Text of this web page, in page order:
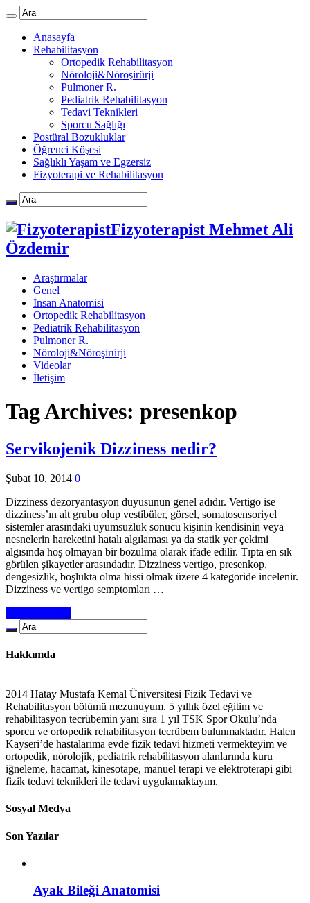
Anasayfa
Rehabilitasyon
Ortopedik Rehabilitasyon
Nöroloji&Nöroşirürji
Pulmoner R.
Pediatrik Rehabilitasyon
Tedavi Teknikleri
Sporcu Sağlığı
Postüral Bozukluklar
Öğrenci Köşesi
Sağlıklı Yaşam ve Egzersiz
Fizyoterapi ve Rehabilitasyon
Fizyoterapist Mehmet Ali
Özdemir
Araştırmalar
Genel
İnsan Anatomisi
Ortopedik Rehabilitasyon
Pediatrik Rehabilitasyon
Pulmoner R.
Nöroloji&Nöroşirürji
Videolar
İletişim
Tag Archives: presenkop
Servikojenik Dizziness nedir?
Şubat 10, 2014 0
Dizziness dezoryantasyon duyusunun genel adıdır. Vertigo ise
dizziness’ın alt grubu olup vestibüler, görsel, somatosensoriyel
sistemler arasındaki uyumsuzluk sonucu kişinin kendisinin veya
nesnelerin hareketini hatalı algılaması ya da statik yer çekimi
algısında hoş olmayan bir bozulma olarak ifade edilir. Tıpta en sık
görülen şikayetler arasındadır. Dizziness vertigo, presenkop,
dengesizlik, boşlukta olma hissi olmak üzere 4 kategoride incelenir.
Dizziness ve vertigo semptomları …
Hakkımda
2014 Hatay Mustafa Kemal Üniversitesi Fizik Tedavi ve
Rehabilitasyon bölümü mezunuyum. 5 yıllık özel eğitim ve
rehabilitasyon tecrübemin yanı sıra 1 yıl TSK Spor Okulu’nda
sporcu ve ortopedik rehabilitasyon tecrübem bulunmaktadır. Halen
Kayseri’de hastalarıma evde fizik tedavi hizmeti vermekteyim ve
ortopedik, nörolojik, pediatrik rehabilitasyon alanlarında kuru
iğneleme, hacamat, kinesotape, manuel terapi ve elektroterapi gibi
fizik tedavi teknikleri ile tedavi uygulamaktayım.
Sosyal Medya
Son Yazılar
Ayak Bileği Anatomisi